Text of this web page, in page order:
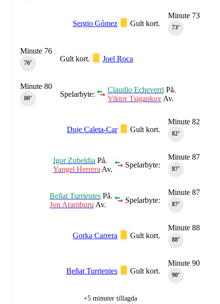
Minute 73
73‎’‎
Gult kort.
Sergio Gómez
Gult kort. Joel Roca
Minute 76
76‎’‎
Spelarbyte:
Claudio Echeverri På.
Viktor Tsigankov Av.
Minute 80
80‎’‎
Minute 82
82‎’‎
Gult kort.
Duje Caleta-Car
Minute 87
87‎’‎
Spelarbyte:
Igor Zubeldia På.
Yangel Herrera Av.
Minute 87
87‎’‎
Spelarbyte:
Beñat Turrientes På.
Jon Aramburu Av.
Minute 88
88‎’‎
Gult kort.
Gorka Carrera
Minute 90
90‎’‎
Gult kort.
Beñat Turrientes
+5 minuter tillagda